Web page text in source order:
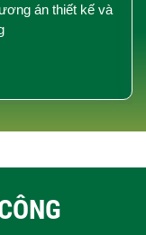
án thiết kế và